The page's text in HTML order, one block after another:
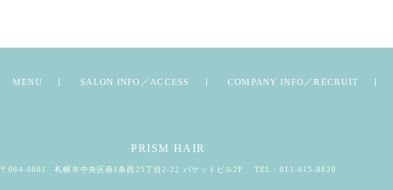
MENU SALON INFO／ACCESS COMPANY INFO／RECRUIT
PRISM HAIR
〒064-0801札幌市中央区南1条西25丁目2-22 パケットビル2F TEL：011-615-8820